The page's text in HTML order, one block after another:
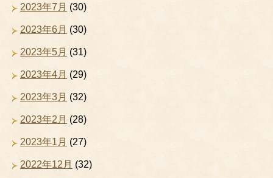
2023年7月 (30)
2023年6月 (30)
2023年5月 (31)
2023年4月 (29)
2023年3月 (32)
2023年2月 (28)
2023年1月 (27)
2022年12月 (32)